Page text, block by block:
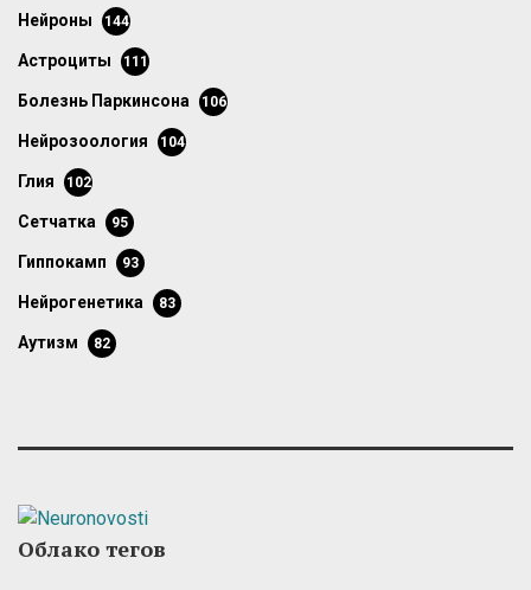
нейроны 144
астроциты 111
болезнь Паркинсона 106
нейрозоология 104
глия 102
сетчатка 95
гиппокамп 93
нейрогенетика 83
аутизм 82
Облако тегов